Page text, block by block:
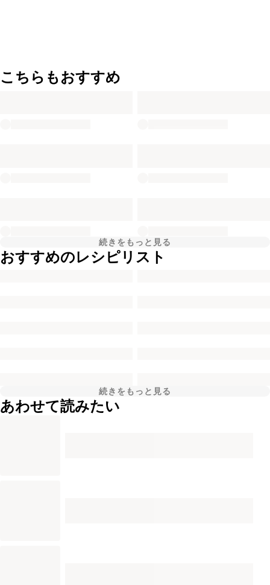
こちらもおすすめ
続きをもっと見る
おすすめのレシピリスト
続きをもっと見る
あわせて読みたい